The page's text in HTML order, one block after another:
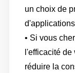
un choix de
• Si vous
l'efficacité
réduire la